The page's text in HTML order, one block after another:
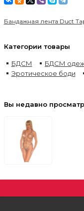
Бандажная лента Duct
Категории товары
БДСМ БДСМ
Эротическое боди
Вы недавно